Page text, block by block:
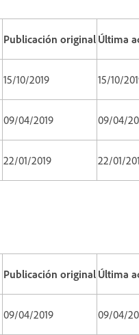
Publicación original Última
15/10/2019 15/10/
09/04/2019 09/04/
22/01/2019 22/01/
Publicación original Última
09/04/2019 09/04/